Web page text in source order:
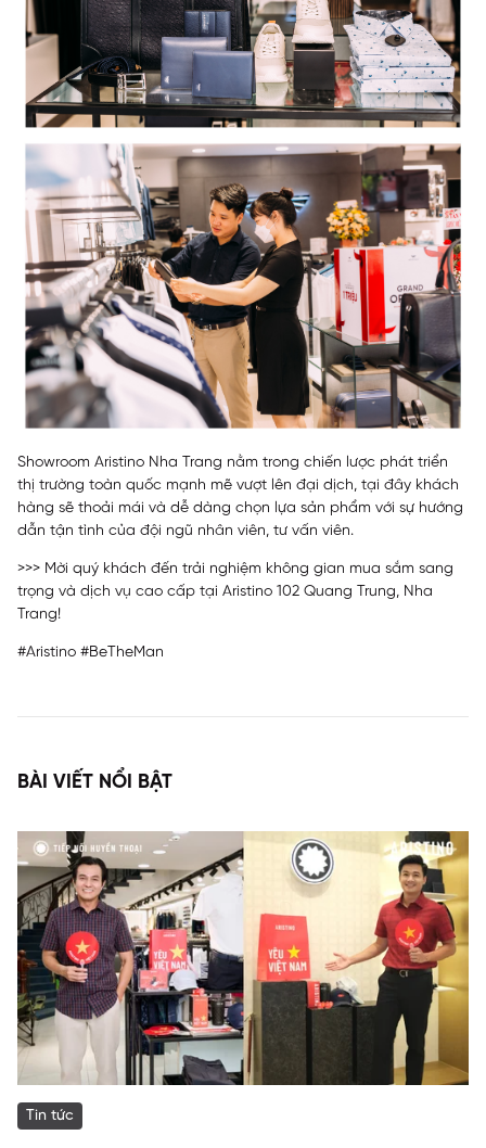
Showroom Aristino Nha Trang nằm trong chiến lược phát triển
thị trường toàn quốc mạnh mẽ vượt lên đại dịch, tại đây khách
hàng sẽ thoải mái và dễ dàng chọn lựa sản phẩm với sự hướng
dẫn tận tình của đội ngũ nhân viên, tư vấn viên.
>>> Mời quý khách đến trải nghiệm không gian mua sắm sang
trọng và dịch vụ cao cấp tại Aristino 102 Quang Trung, Nha
Trang!
#Aristino #BeTheMan
BÀI VIẾT NỔI BẬT
Tin tức